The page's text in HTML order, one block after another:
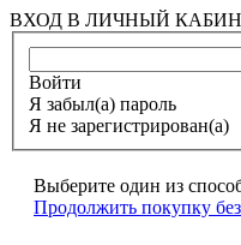
ВХОД В ЛИЧНЫЙ
Войти
Я забыл(а) пароль
Я не зарегистрирован(а)
Выберите один из
Продолжить покупку